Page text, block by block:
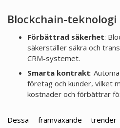
Blockchain-teknologi
Förbättrad säkerhet:
säkerställer säkra och
CRM-systemet.
Smarta kontrakt:
företag och kunder, vilket
kostnader och förbättrar
Dessa framväxande